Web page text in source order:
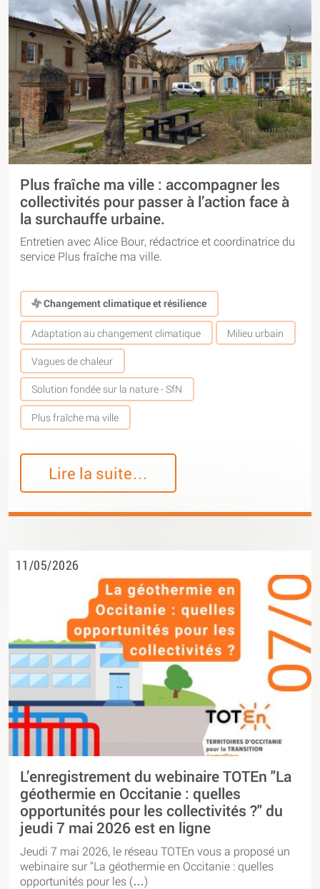
Plus fraîche ma ville : accompagner les
collectivités pour passer à l’action face à
la surchauffe urbaine.
Entretien avec Alice Bour, rédactrice et coordinatrice du
service Plus fraîche ma ville.
Changement climatique et résilience
Adaptation au changement climatique Milieu urbain
Vagues de chaleur
Solution fondée sur la nature - SfN
Plus fraîche ma ville
Lire la suite…
11/05/2026
L’enregistrement du webinaire TOTEn "La
géothermie en Occitanie : quelles
opportunités pour les collectivités ?" du
jeudi 7 mai 2026 est en ligne
Jeudi 7 mai 2026, le réseau TOTEn vous a proposé un
webinaire sur "La géothermie en Occitanie : quelles
opportunités pour les (…)